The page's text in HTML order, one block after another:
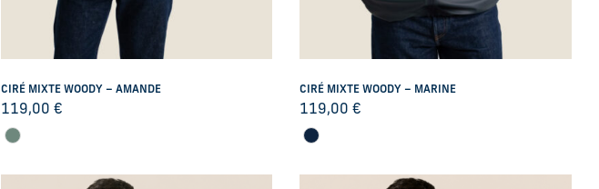
CIRÉ MIXTE WOODY – AMANDE
119,00 €
CIRÉ MIXTE WOODY – MARINE
119,00€